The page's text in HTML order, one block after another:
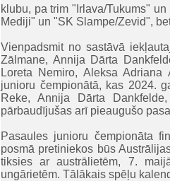
klubu, pa trim "Irlava/Tukums"
Mediji" un "SK Slampe/Zevid",
Vienpadsmit no sastāvā
Zālmane, Annija Dārta
Loreta Nemiro, Aleksa
junioru čempionātā, kas 2024.
Reke, Annija Dārta
pārbaudījušas arī pieaugušo
Pasaules junioru čempionāta
posmā pretiniekos būs
tiksies ar austrālietēm, 7.
ungārietēm. Tālākais spēļu